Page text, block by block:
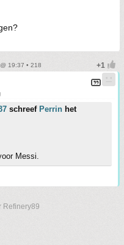
19:37 • 218
schreef Perrin het
Messi.
Refinery89